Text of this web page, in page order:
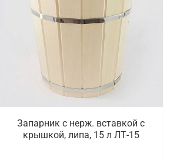
Запарник с нерж. вставкой с
крышкой, липа, 15 л ЛТ-15